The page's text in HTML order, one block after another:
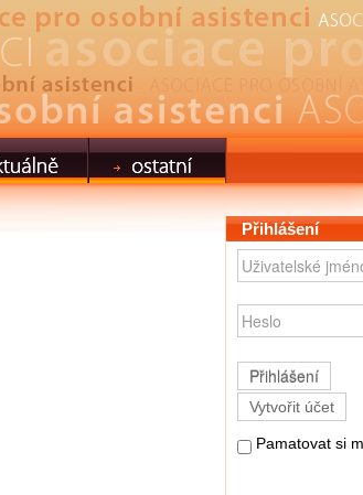
Přihlášení
Přihlášení
Vytvořit účet
Pamatovat si